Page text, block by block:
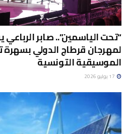
“تحت الياسمين”.. صابر الرباعي
لمهرجان قرطاج الدولي بسهرة
الموسيقية التونسية